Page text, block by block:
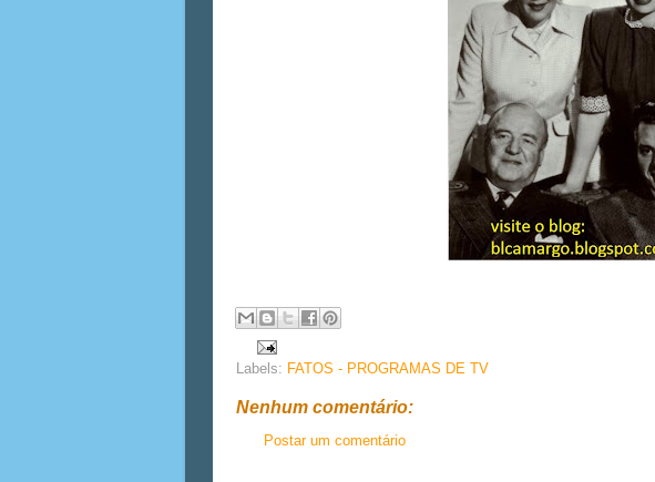
Labels: FATOS - PROGRAMAS DE TV
Nenhum comentário:
Postar um comentário